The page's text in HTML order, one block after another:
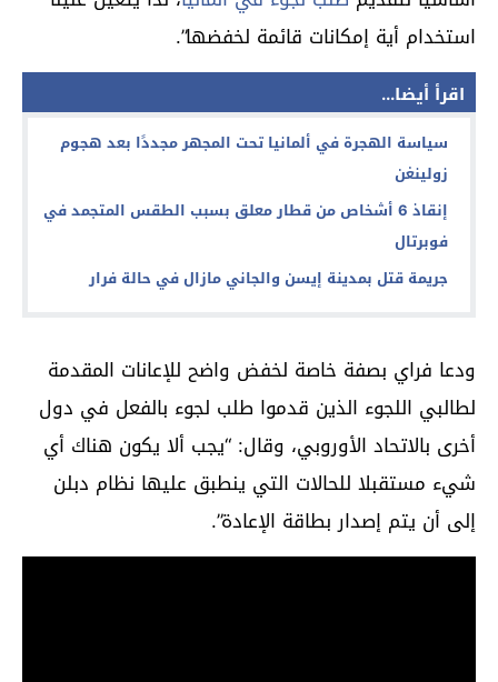
استخدام أية إمكانات قائمة لخفضها”.
اقرأ أيضا...
سياسة الهجرة في ألمانيا تحت المجهر مجددًا بعد هجوم
زولينغن
إنقاذ 6 أشخاص من قطار معلق بسبب الطقس المتجمد في
فوبرتال
جريمة قتل بمدينة إيسن والجاني مازال في حالة فرار
ودعا فراي بصفة خاصة لخفض واضح للإعانات المقدمة
لطالبي اللجوء الذين قدموا طلب لجوء بالفعل في دول
أخرى بالاتحاد الأوروبي، وقال: “يجب ألا يكون هناك أي
شيء مستقبلا للحالات التي ينطبق عليها نظام دبلن
إلى أن يتم إصدار بطاقة الإعادة”.